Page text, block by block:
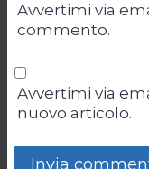
Avvertimi via
commento.
Avvertimi via
nuovo articolo.